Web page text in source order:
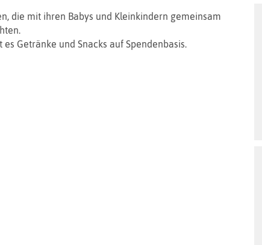
die mit ihren Babys und Kleinkindern gemeinsam
Getränke und Snacks auf Spendenbasis.